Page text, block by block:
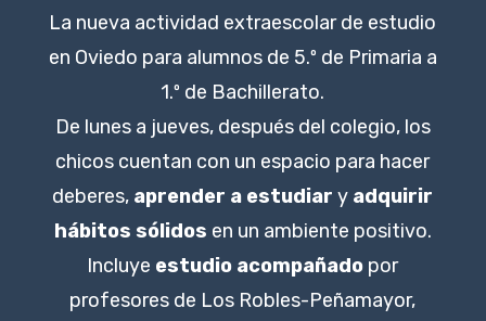
La nueva actividad extraescolar de estudio
en Oviedo para alumnos de 5.º de Primaria a
1.º de Bachillerato.
De lunes a jueves, después del colegio, los
chicos cuentan con un espacio para hacer
deberes, aprender a estudiar y adquirir
hábitos sólidos en un ambiente positivo.
Incluye estudio acompañado por
profesores de Los Robles-Peñamayor,